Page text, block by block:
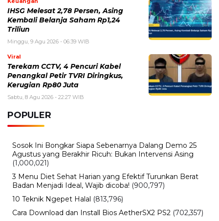
IHSG Melesat 2,78 Persen, Asing
Kembali Belanja Saham Rp1,24
Triliun
Minggu, 9 Agu 2026 - 06:39 WIB
Viral
Terekam CCTV, 4 Pencuri Kabel
Penangkal Petir TVRI Diringkus,
Kerugian Rp80 Juta
Sabtu, 8 Agu 2026 - 22:27 WIB
POPULER
Sosok Ini Bongkar Siapa Sebenarnya Dalang Demo 25
Agustus yang Berakhir Ricuh: Bukan Intervensi Asing
(1,000,021)
3 Menu Diet Sehat Harian yang Efektif Turunkan Berat
Badan Menjadi Ideal, Wajib dicoba! (900,797)
10 Teknik Ngepet Halal (813,796)
Cara Download dan Install Bios AetherSX2 PS2 (702,357)